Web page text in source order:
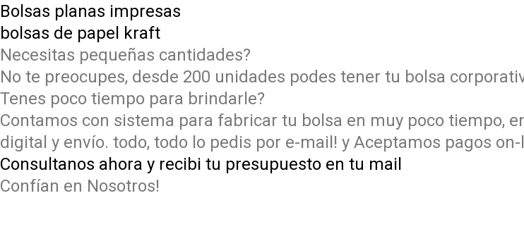
Bolsas planas impresas
bolsas de papel kraft
Necesitas pequeñas cantidades?
No te preocupes, desde 200 unidades podes tener tu bolsa
Tenes poco tiempo para brindarle?
Contamos con sistema para fabricar tu bolsa en muy poco tiempo,
digital y envío​​​. todo, todo lo pedis por e-mail! y Aceptamos pagos
Consultanos ahora y recibi tu presupuesto en tu mail
Confían en Nosotros!